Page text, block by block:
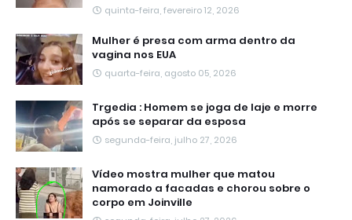
quinta-feira, fevereiro 12, 2026
Mulher é presa com arma dentro da
vagina nos EUA
quarta-feira, agosto 05, 2026
Trgedia : Homem se joga de laje e morre
após se separar da esposa
segunda-feira, julho 27, 2026
Vídeo mostra mulher que matou
namorado a facadas e chorou sobre o
corpo em Joinville